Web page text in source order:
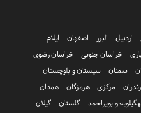
اردبیل البرز اصفهان
ایلام
خراسان جنوبی
خراسان رضوی
سمنان
سیستان و بلوچستان
مرکزی هرمزگان
همدان
و بویراحمد گلستان
گیلان